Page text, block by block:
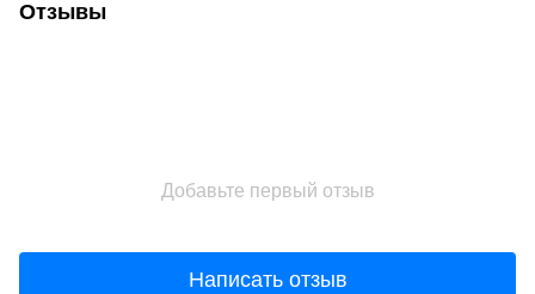
Отзывы
Добавьте первый отзыв
Написать отзыв